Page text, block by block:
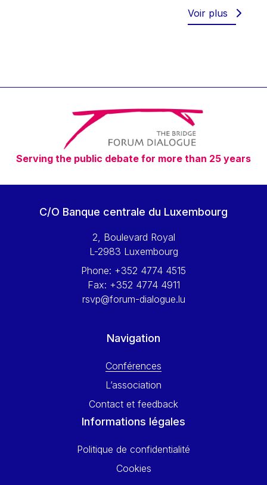
Timothy Radcliffe
Vaclav Klaus
Vassilios Skouris
Vítor Manuel da Silva Caldeira
Viviane Reding
Walter Hagg
Wolfgang Ketterle
Yossi Beillin
Yves FRANCHET
Voir plus
Serving the public debate for more than 25 years
C/O Banque centrale du Luxembourg
2, Boulevard Royal
L-2983 Luxembourg
Phone: +352 4774 4515
Fax: +352 4774 4911
rsvp@forum-dialogue.lu
Navigation
Conférences
L’association
Contact et feedback
Informations légales
Politique de confidentialité
Cookies